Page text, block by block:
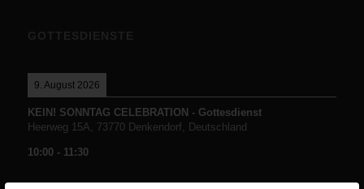
9. August 2026
KEIN! SONNTAG CELEBRATION - Gottesdienst
Heerweg 15A, 73770 Denkendorf, Deutschland
10:00- 11:30